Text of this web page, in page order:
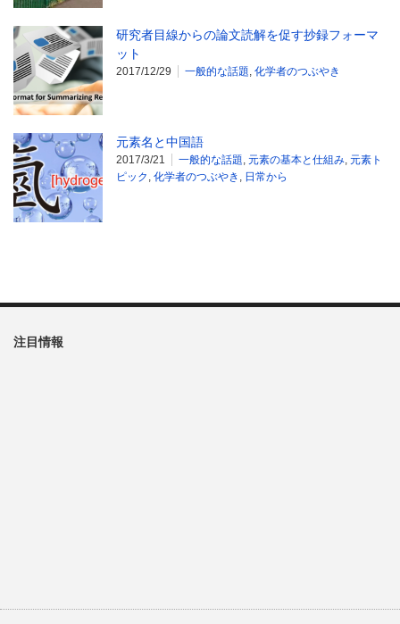
研究者目線からの論文読解を促す抄録フォーマ
ット
2017/12/29 一般的な話題, 化学者のつぶやき
元素名と中国語
2017/3/21 一般的な話題, 元素の基本と仕組み, 元素ト
ピック , 化学者のつぶやき , 日常から
注目情報